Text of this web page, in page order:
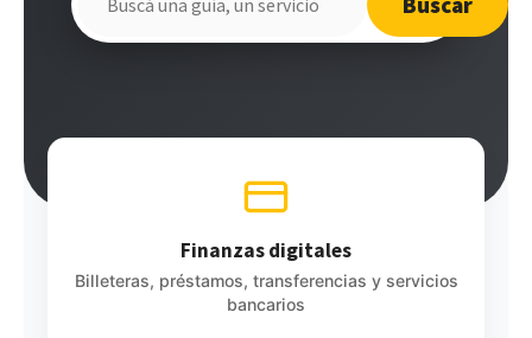
en
Finanzas digitales
Billeteras, préstamos, transferencias y servicios
bancarios